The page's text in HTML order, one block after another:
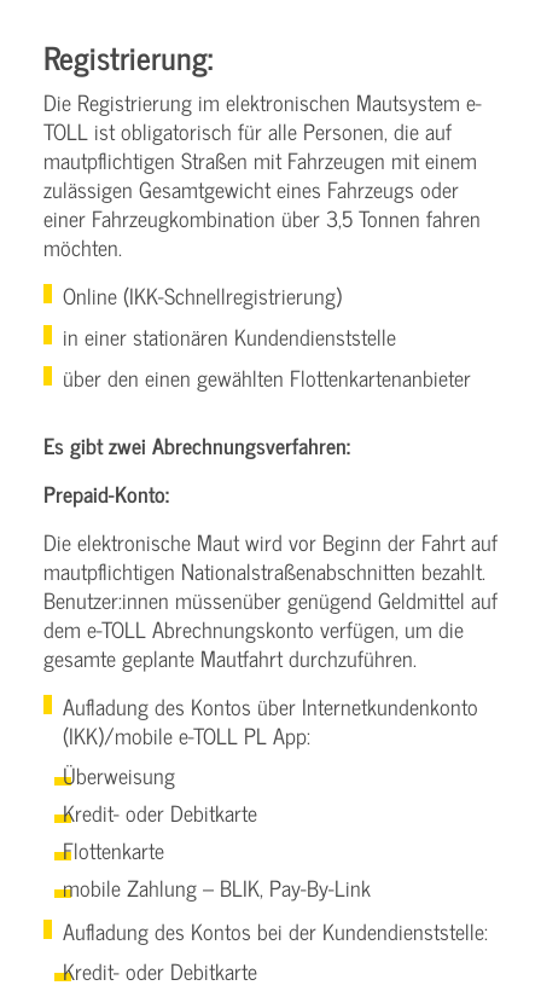
Registrierung:
Die Registrierung im elektronischen Mautsystem e-
TOLL ist obligatorisch für alle Personen, die auf
mautpflichtigen Straßen mit Fahrzeugen mit einem
zulässigen Gesamtgewicht eines Fahrzeugs oder
einer Fahrzeugkombination über 3,5 Tonnen fahren
möchten.
Online (IKK-Schnellregistrierung)
in einer stationären Kundendienststelle
über den einen gewählten Flottenkartenanbieter
Es gibt zwei Abrechnungsverfahren:
Prepaid-Konto:
Die elektronische Maut wird vor Beginn der Fahrt auf
mautpflichtigen Nationalstraßenabschnitten bezahlt.
Benutzer:innen müssenüber genügend Geldmittel auf
dem e-TOLL Abrechnungskonto verfügen, um die
gesamte geplante Mautfahrt durchzuführen.
Aufladung des Kontos über Internetkundenkonto
(IKK)/mobile e-TOLL PL App:
Überweisung
Kredit- oder Debitkarte
Flottenkarte
mobile Zahlung – BLIK, Pay-By-Link
Aufladung des Kontos bei der Kundendienststelle:
Kredit- oder Debitkarte